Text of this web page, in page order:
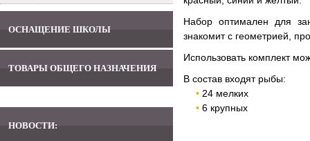
ОСНАЩЕНИЕ ШКОЛЫ
ТОВАРЫ ОБЩЕГО НАЗНАЧЕНИЯ
НОВОСТИ:
Набор оптимален для
знакомит с геометрией,
Использовать комплект
В состав входят рыбы:
24 мелких
6 крупных